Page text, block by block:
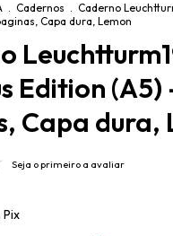
. Cadernos . Caderno
Capa dura, Lemon
Edition (A5)
Capa dura,
Seja o primeiro a avaliar
Pix